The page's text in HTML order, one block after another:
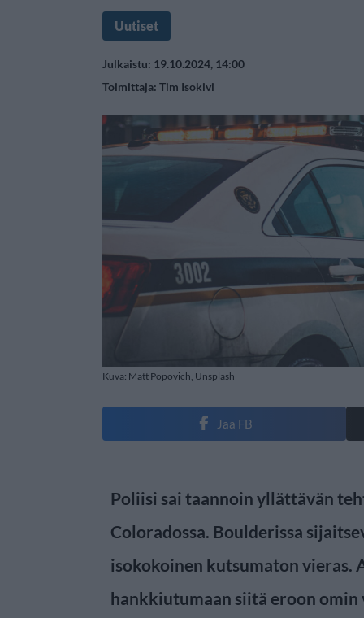
Uutiset
Julkaistu: 19.10.2024, 14:00
Toimittaja: Tim Isokivi
Kuva: Matt Popovich, Unsplash
Jaa FB
Poliisi sai taannoin yllättävän
Coloradossa. Boulderissa
isokokoinen kutsumaton vieras.
hankkiutumaan siitä eroon omin